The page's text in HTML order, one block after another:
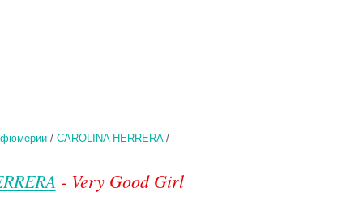
/ CAROLINA HERRERA /
- Very Good Girl